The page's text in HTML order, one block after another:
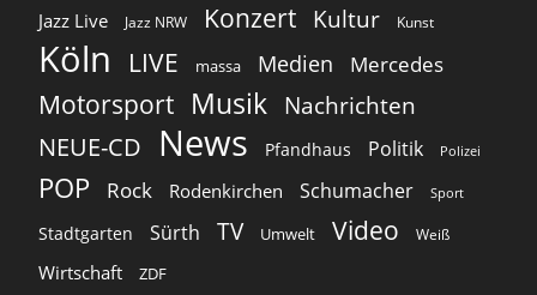
Jazz Live Jazz NRW Konzert Kultur Kunst
Köln LIVE massa Medien Mercedes
Motorsport Musik Nachrichten
NEUE-CD
News Pfandhaus Politik Polizei
POP Rock Rodenkirchen Schumacher Sport
Stadtgarten Sürth TV Umwelt Video Weiß
Wirtschaft ZDF